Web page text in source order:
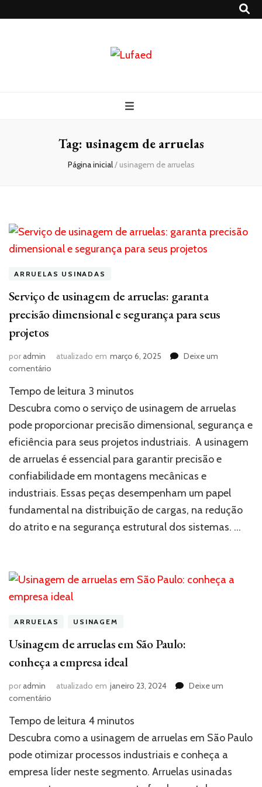
Tag: usinagem de arruelas
Página inicial/ usinagem de arruelas
ARRUELAS USINADAS
Serviço de usinagem de arruelas: garanta
precisão dimensional e segurança para seus
projetos
poradmin atualizado em março 6, 2025
Deixe um
comentário
de
usinagem
arruelas:
garanta
precisão
dimensional
e
segurança
seus
projetos
Tempo de leitura 3 minutos
Descubra como o serviço de usinagem de arruelas
pode proporcionar precisão dimensional, segurança e
eficiência para seus projetos industriais. A usinagem
de arruelas é essencial para garantir precisão e
confiabilidade em montagens mecânicas e
industriais. Essas peças desempenham um papel
fundamental na distribuição de cargas, na redução
do atrito e na segurança estrutural dos sistemas. …
ARRUELAS USINAGEM
Usinagem de arruelas em São Paulo:
conheça a empresa ideal
poradmin atualizado em janeiro 23, 2024
Deixe um
comentário
de
arruelas
São
Paulo:
Tempo de leitura 4 minutos
Descubra como a usinagem de arruelas em São Paulo
pode otimizar processos industriais e conheça a
empresa líder neste segmento. Arruelas usinadas